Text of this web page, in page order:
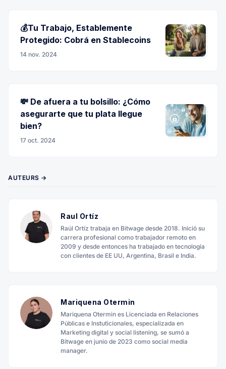
💰Tu Trabajo, Establemente
Protegido: Cobrá en Stablecoins
14 nov. 2024
💸 De afuera a tu bolsillo: ¿Cómo
asegurarte que tu plata llegue
bien?
17 oct. 2024
AUTEURS →
Raul Ortíz
Raúl Ortíz trabaja en Bitwage desde 2018. Inició su
carrera profesional como trabajador remoto en
2009 y desde entonces ha trabajado en tecnología
con clientes de EE UU, Argentina, Brasil e India.
Mariquena Otermin
Mariquena Otermin es Licenciada en Relaciones
Públicas e Instuticionales, especializada en
Marketing digital y social listening, se sumó a
Bitwage en junio de 2023 como social media
manager.